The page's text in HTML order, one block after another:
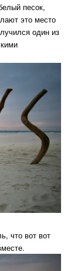
песок,
это место
один из
что вот вот